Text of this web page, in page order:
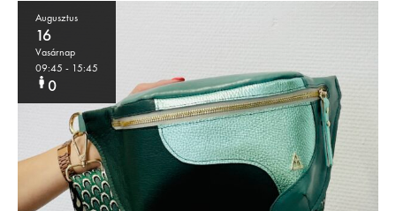
Augusztus
16
Vasárnap
09:45 - 15:45
0